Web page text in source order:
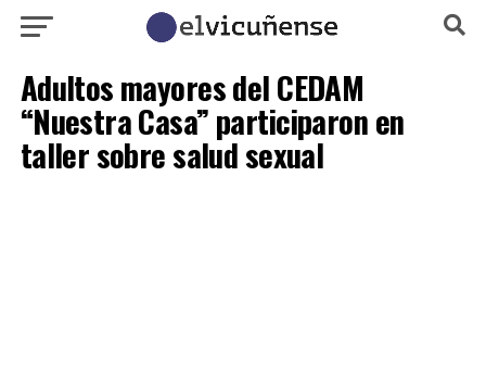
Adultos mayores del CEDAM
“Nuestra Casa” participaron en
taller sobre salud sexual